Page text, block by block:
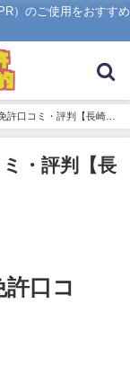
）のご使用をおすすめ
許口コミ・評判【長崎県
・評判【長
口コ